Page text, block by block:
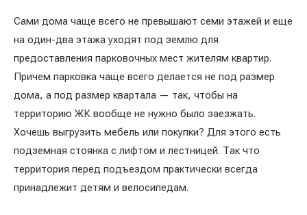
Сами дома чаще всего не превышают семи этажей и еще
на один-два этажа уходят под землю для
предоставления парковочных мест жителям квартир.
Причем парковка чаще всего делается не под размер
дома, а под размер квартала — так, чтобы на
территорию ЖК вообще не нужно было заезжать.
Хочешь выгрузить мебель или покупки? Для этого есть
подземная стоянка с лифтом и лестницей. Так что
территория перед подъездом практически всегда
принадлежит детям и велосипедам.